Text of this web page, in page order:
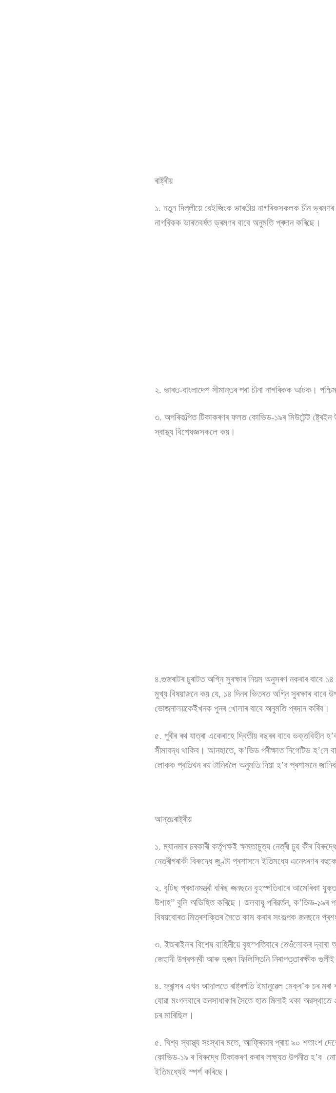
ৰাষ্ট্ৰীয়
১. নতুন দিল্লীয়ে বেইজিংক ভাৰতীয় নাগৰিকসকলক চীন
নাগৰিকক ভাৰতবৰ্ষত ভ্ৰমণৰ বাবে অনুমতি প্ৰদান কৰিছে।
২. ভাৰত-বাংলাদেশ সীমান্তৰ পৰা চীনা নাগৰিকক আটক।
৩. অপৰিকল্পিত টিকাকৰণৰ ফলত কোভিড-১৯ৰ মিউটেন্ট ষ্ট্ৰেইন
স্বাস্থ্য বিশেষজ্ঞসকলে কয়।
৪.গুজৰাটৰ চুৰাটত অগ্নি সুৰক্ষাৰ নিয়ম অনুসৰণ নকৰাৰ বাবে
মুখ্য বিষয়াজনে কয় যে, ১৪ দিনৰ ভিতৰত অগ্নি সুৰক্ষাৰ বাবে
ভোজনালয়কেইখনক পুনৰ খোলাৰ বাবে অনুমতি প্ৰদান কৰিব।
৫. পুৰীৰ ৰথ যাত্ৰা একেৰাহে দ্বিতীয় বছৰৰ বাবে ভক্তবিহীন
সীমাবদ্ধ থাকিব। আনহাতে, ক’ভিড পৰীক্ষাত নিগেটিভ হ’লে
লোকক প্ৰতিখন ৰথ টানিবলৈ অনুমতি দিয়া হ’ব প্ৰশাসনে
আন্তঃৰাষ্ট্ৰীয়
১. ম্যানমাৰ চৰকাৰী কৰ্তৃপক্ষই ক্ষমতাচুত্য নেত্ৰী চ্যু কীৰ
নেত্ৰীগৰাকী বিৰুদ্ধে জুণ্টা প্ৰশাসনে ইতিমধ্যে এনেধৰণৰ
২. বৃটিছ প্ৰধানমন্ত্ৰী বৰিছ জনছনে বৃহস্পতিবাৰে আমেৰিকা
উশাহ” বুলি অভিহিত কৰিছে। জলবায়ু পৰিৱৰ্তন, ক’ভিড-১৯ৰ
বিষয়বোৰত মিত্ৰশক্তিৰ সৈতে কাম কৰাৰ সংকল্পক জনছনে
৩. ইজৰাইলৰ বিশেষ বাহিনীয়ে বৃহস্পতিবাৰে তেওঁলোকৰ
জেহাদী উগ্ৰপন্থী আৰু দুজন ফিলিস্তিনি নিৰাপত্তাৰক্ষীক
৪. ফ্ৰান্সৰ এখন আদালতে ৰাষ্ট্ৰপতি ইমানুৱেল মেক্ৰ’ক চৰ
যোৱা মংগলবাৰে জনসাধাৰণৰ সৈতে হাত মিলাই থকা
চৰ মাৰিছিল।
৫. বিশ্ব স্বাস্থ্য সংস্থাৰ মতে, আফ্ৰিকাৰ প্ৰায় ৯০ শতাংশ
কোভিড-১৯ ৰ বিৰুদ্ধে টিকাকৰণ কৰাৰ লক্ষ্যত উপনীত হ’ব
ইতিমধ্যেই স্পৰ্শ কৰিছে।